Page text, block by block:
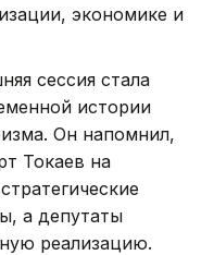
экономике и
сессия стала
истории
Он напомнил,
Токаев на
а депутаты
реализацию.